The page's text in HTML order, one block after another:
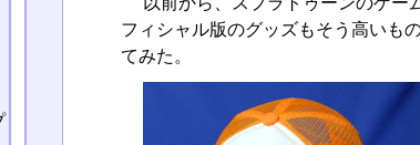
フィシャル版のグッズもそう高いも
てみた。